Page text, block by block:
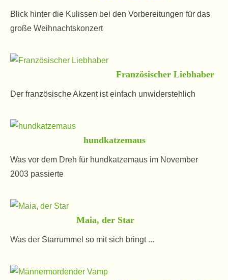
Blick hinter die Kulissen bei den Vorbereitungen für das
große Weihnachtskonzert
Französischer Liebhaber
Der französische Akzent ist einfach unwiderstehlich
hundkatzemaus
Was vor dem Dreh für hundkatzemaus im November
2003 passierte
Maia, der Star
Was der Starrummel so mit sich bringt ...